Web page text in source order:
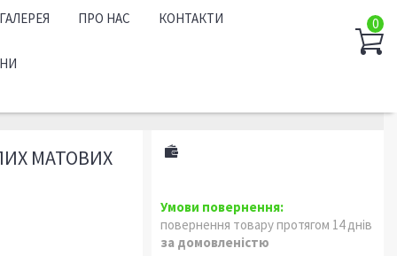
ПРО НАС КОНТАКТИ
МАТОВИХ
повернення товару протягом 14 днів
за домовленістю